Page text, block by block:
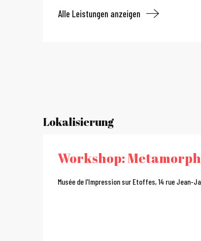
Alle Leistungen anzeigen
Lokalisierung
Workshop:
Musée de l'Impression sur Etoffes, 14 rue Jean-